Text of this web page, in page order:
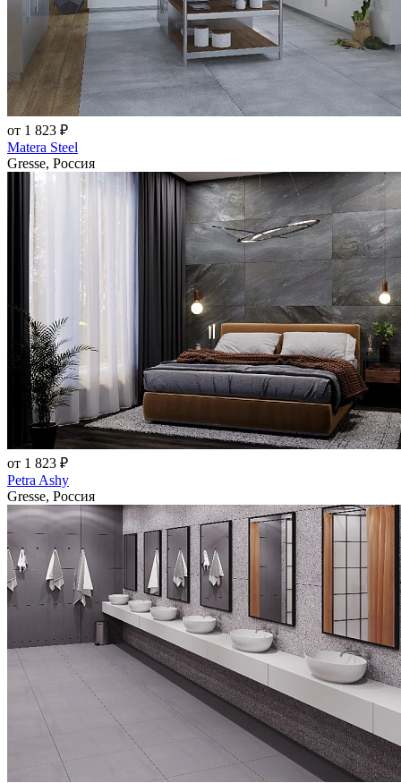
от 1 823 ₽
Matera Steel
Gresse, Россия
от 1 823 ₽
Petra Ashy
Gresse, Россия